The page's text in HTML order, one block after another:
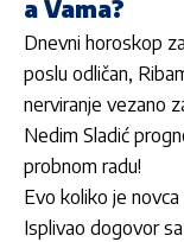
a Vama?
Dnevni horoskop
poslu odličan,
nerviranje vezano
Nedim Sladić
probnom radu!
Evo koliko je
Isplivao dogovor